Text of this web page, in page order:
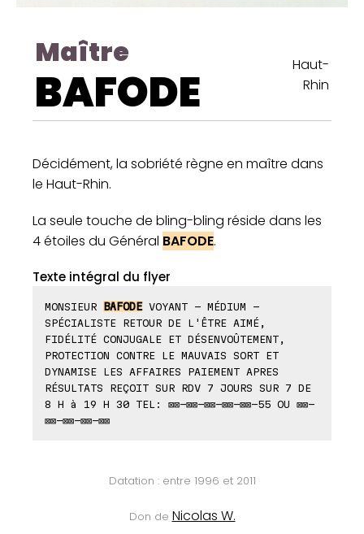
Maître
BAFODE
Haut-
Rhin
Décidément, la sobriété règne en maître dans
le Haut-Rhin.
La seule touche de bling-bling réside dans les
4 étoiles du Général BAFODE.
Texte intégral du flyer
MONSIEUR BAFODEVOYANT - MÉDIUM -
SPÉCIALISTE RETOUR DE L'ÊTRE AIMÉ,
FIDÉLITÉ CONJUGALE ET DÉSENVOÛTEMENT,
PROTECTION CONTRE LE MAUVAIS SORT ET
DYNAMISE LES AFFAIRES PAIEMENT APRES
RÉSULTATS REÇOIT SUR RDV 7 JOURS SUR 7 DE
8 H à 19 H 30 TEL: ⊠⊠-⊠⊠-⊠⊠-⊠⊠-⊠⊠-55 OU ⊠⊠-
⊠⊠-⊠⊠-⊠⊠-⊠⊠
Datation : entre 1996 et 2011
Don de Nicolas W.